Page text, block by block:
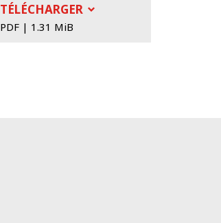
TÉLÉCHARGER
PDF | 1.31 MiB